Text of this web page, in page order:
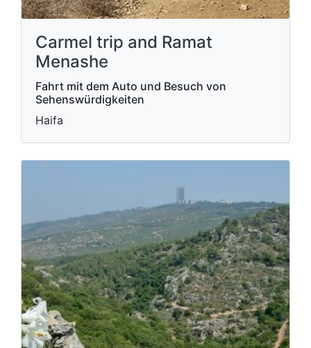
Carmel trip and Ramat
Menashe
Fahrt mit dem Auto und Besuch von
Sehenswürdigkeiten
Haifa